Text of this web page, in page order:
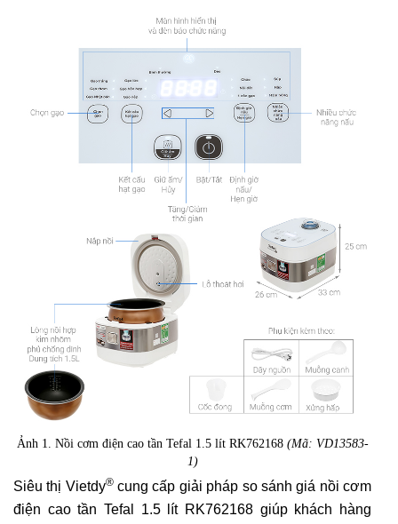
Ảnh 1. Nồi cơm điện cao tần Tefal 1.5 lít RK762168 (Mã: VD13583-
1)
Siêu thị Vietdy®cung cấp giải pháp so sánh giá nồi cơm
điện cao tần Tefal 1.5 lít RK762168 giúp khách hàng